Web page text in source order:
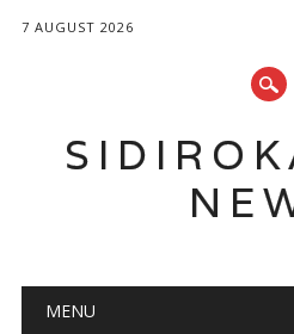
7 AUGUST 2026
Main menu
MENU